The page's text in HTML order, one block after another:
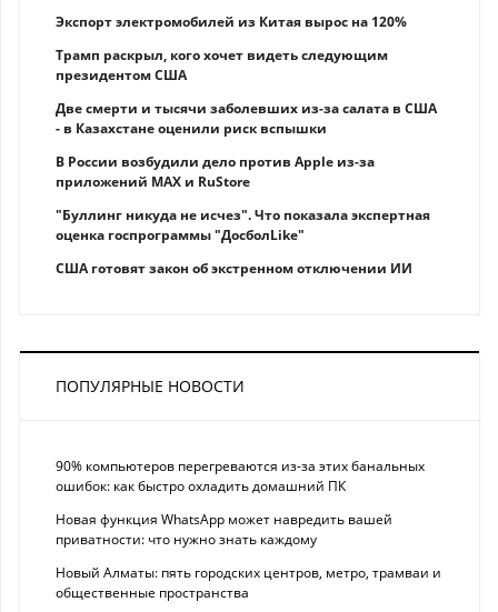
Экспорт электромобилей из Китая вырос на 120%
Трамп раскрыл, кого хочет видеть следующим
президентом США
Две смерти и тысячи заболевших из-за салата в США
- в Казахстане оценили риск вспышки
В России возбудили дело против Apple из-за
приложений MAX и RuStore
"Буллинг никуда не исчез". Что показала экспертная
оценка госпрограммы "ДосболLike"
США готовят закон об экстренном отключении ИИ
ПОПУЛЯРНЫЕ НОВОСТИ
90% компьютеров перегреваются из-за этих банальных
ошибок: как быстро охладить домашний ПК
Новая функция WhatsApp может навредить вашей
приватности: что нужно знать каждому
Новый Алматы: пять городских центров, метро, трамваи и
общественные пространства